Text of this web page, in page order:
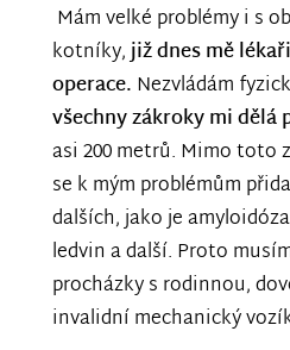
Mám velké problémy i s
kotníky,již dnes mě
operace. Nezvládám
všechny zákroky mi dělá
asi 200 metrů. Mimo toto
se k mým problémům
dalších, jako je
ledvin a další. Proto
procházky s rodinnou,
invalidní mechanický